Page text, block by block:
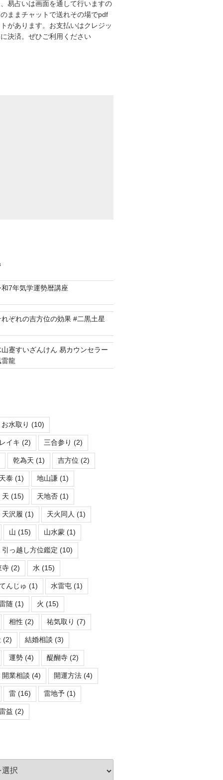
易占いは画面を通して行いますの
ままチャットで送れその場でpdf
があります。お支払いはクレジッ
決済。ぜひご利用ください
和7年気学運勢暦講座
れぞれの吉方位の効果 #二黒土星
山蹇すいざんけん 易カウンセラー
雷龍
お水取り (10)
イキ (2) 三合参り (2)
乾為天 (1) 吉方位 (2)
泰(1) 地山謙(1)
天 (15) 天地否(1)
天沢履 (1) 天火同人 (1)
山 (15) 山水蒙(1)
引っ越し方位鑑定 (10)
寺(2) 水 (15)
んじゅ (1) 水雷屯(1)
随(1) 火 (15)
相性 (2) 祐気取り (7)
(2) 結婚相談 (3)
運勢(4) 醍醐寺(2)
開業相談 (4) 開運方法(4)
雷(16) 雷地予(1)
益 (2)